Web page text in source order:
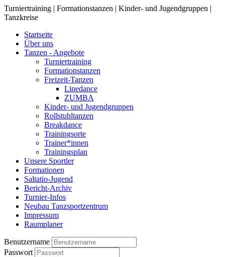
Turniertraining | Formationstanzen | Kinder- und Jugendgruppen |
Tanzkreise
Startseite
Über uns
Tanzen - Angebote
Turniertraining
Formationstanzen
Freizeit-Tanzen
Linedance
ZUMBA
Kinder- und Jugendgruppen
Rollstuhltanzen
Breakdance
Trainingsorte
Trainer*innen
Trainingsplan
Unsere Sportler
Formationen
Saltatio-Jugend
Bericht-Archiv
Turnier-Infos
Neubau Tanzsportzentrum
Impressum
Raumplaner
Benutzername
Passwort